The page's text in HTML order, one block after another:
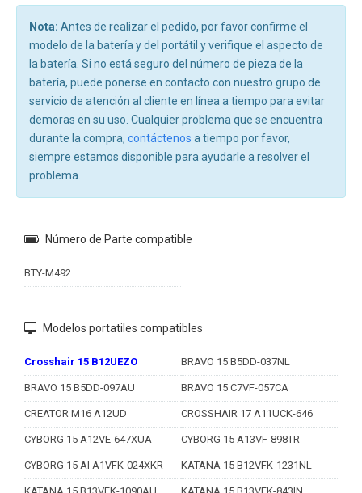
Nota: Antes de realizar el pedido, por favor confirme el
modelo de la batería y del portátil y verifique el aspecto de
la batería. Si no está seguro del número de pieza de la
batería, puede ponerse en contacto con nuestro grupo de
servicio de atención al cliente en línea a tiempo para evitar
demoras en su uso. Cualquier problema que se encuentra
durante la compra, contáctenos a tiempo por favor,
siempre estamos disponible para ayudarle a resolver el
problema.
Número de Parte compatible
BTY-M492
Modelos portatiles compatibles
Crosshair 15 B12UEZO BRAVO 15 B5DD-037NL
BRAVO 15 B5DD-097AU BRAVO 15 C7VF-057CA
CREATOR M16 A12UD CROSSHAIR 17 A11UCK-646
CYBORG 15 A12VE-647XUA CYBORG 15 A13VF-898TR
CYBORG 15 AI A1VFK-024XKR KATANA 15 B12VFK-1231NL